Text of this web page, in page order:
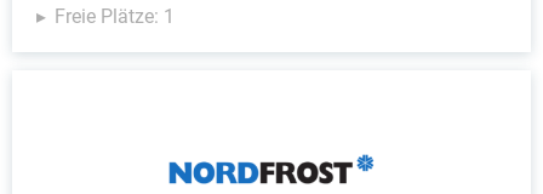
Freie Plätze: 1